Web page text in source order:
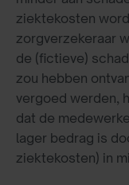
ziektekosten
zorgverzekeraar
de (fictieve)
zou hebben
vergoed werden,
dat de
lager bedrag is
ziektekosten) in